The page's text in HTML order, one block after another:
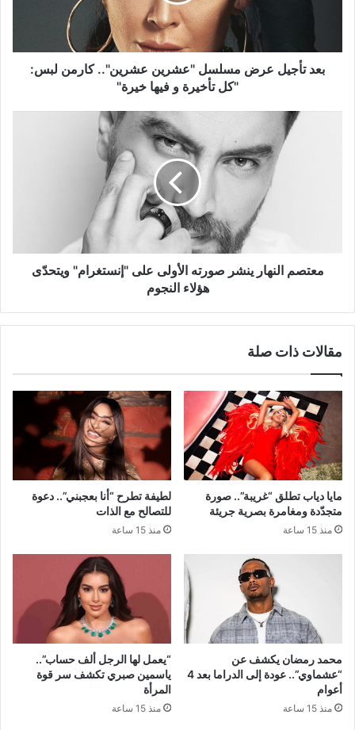
"كل
تأخيرةبعد تأجيل عرض مسلسل "عشرين عشرين".. كارمن لبس:
"كل تأخيرة و فيها خيرة"
النجوممعتصم النهار ينشر صورته الأولى على "إنستغرام" ويتحدّى
هؤلاء النجوم
مقالات ذات صلة
مايا دياب تطلق “غريبة”.. صورة
متجدّدة ومغامرة بصرية جريئة
منذ 15 ساعة
لطيفة تطرح “أنا بعجبني”.. دعوة
للتصالح مع الذات
منذ 15 ساعة
محمد رمضان يكشف عن
“عشماوي”.. عودة إلى الدراما بعد 4
أعوام
منذ 15 ساعة
“يعمل لها الرجل ألف حساب”..
ياسمين صبري تكشف سر قوة
المرأة
منذ 15 ساعة